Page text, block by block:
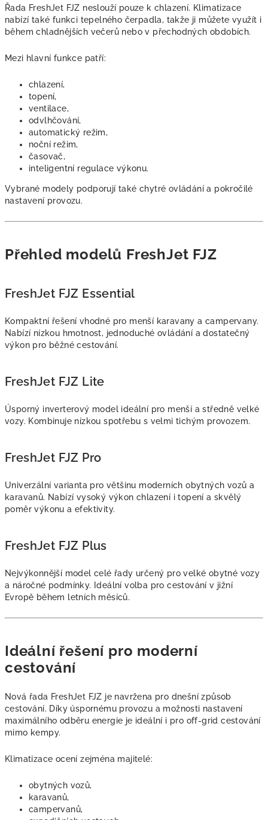
Řada FreshJet FJZ neslouží pouze k chlazení. Klimatizace
nabízí také funkci tepelného čerpadla, takže ji můžete využít i
během chladnějších večerů nebo v přechodných obdobích.
Mezi hlavní funkce patří:
chlazení,
topení,
ventilace,
odvlhčování,
automatický režim,
noční režim,
časovač,
inteligentní regulace výkonu.
Vybrané modely podporují také chytré ovládání a pokročilé
nastavení provozu.
Přehled modelů FreshJet FJZ
FreshJet FJZ Essential
Kompaktní řešení vhodné pro menší karavany a campervany.
Nabízí nízkou hmotnost, jednoduché ovládání a dostatečný
výkon pro běžné cestování.
FreshJet FJZ Lite
Úsporný inverterový model ideální pro menší a středně velké
vozy. Kombinuje nízkou spotřebu s velmi tichým provozem.
FreshJet FJZ Pro
Univerzální varianta pro většinu moderních obytných vozů a
karavanů. Nabízí vysoký výkon chlazení i topení a skvělý
poměr výkonu a efektivity.
FreshJet FJZ Plus
Nejvýkonnější model celé řady určený pro velké obytné vozy
a náročné podmínky. Ideální volba pro cestování v jižní
Evropě během letních měsíců.
Ideální řešení pro moderní
cestování
Nová řada FreshJet FJZ je navržena pro dnešní způsob
cestování. Díky úspornému provozu a možnosti nastavení
maximálního odběru energie je ideální i pro off-grid cestování
mimo kempy.
Klimatizace ocení zejména majitelé:
obytných vozů,
karavanů,
campervanů,